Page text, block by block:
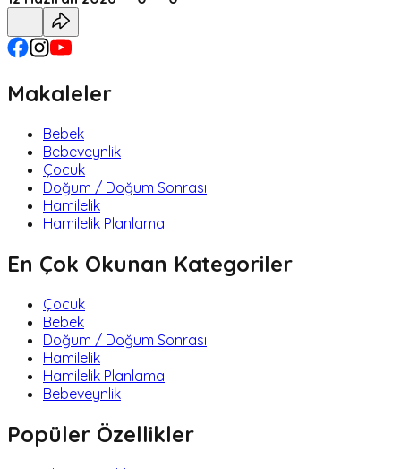
Makaleler
Bebek
Bebeveynlik
Çocuk
Doğum / Doğum Sonrası
Hamilelik
Hamilelik Planlama
En Çok Okunan Kategoriler
Çocuk
Bebek
Doğum / Doğum Sonrası
Hamilelik
Hamilelik Planlama
Bebeveynlik
Popüler Özellikler